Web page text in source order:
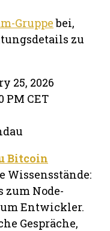
Gruppebei,
zu
25, 2026
PM CET
Bitcoin
Wissensstände:
zum Node-
Entwickler.
Gespräche,